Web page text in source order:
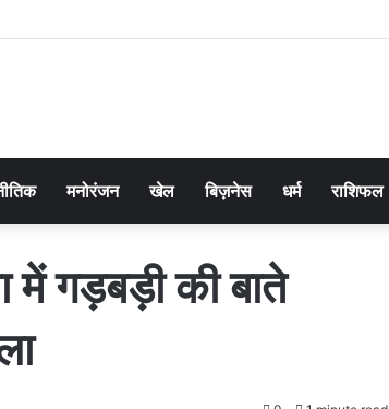
मनोरंजन खेल बिज़नेस धर्म राशिफल
में गड़बड़ी की बाते